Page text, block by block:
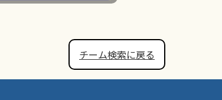
チーム検索に戻る